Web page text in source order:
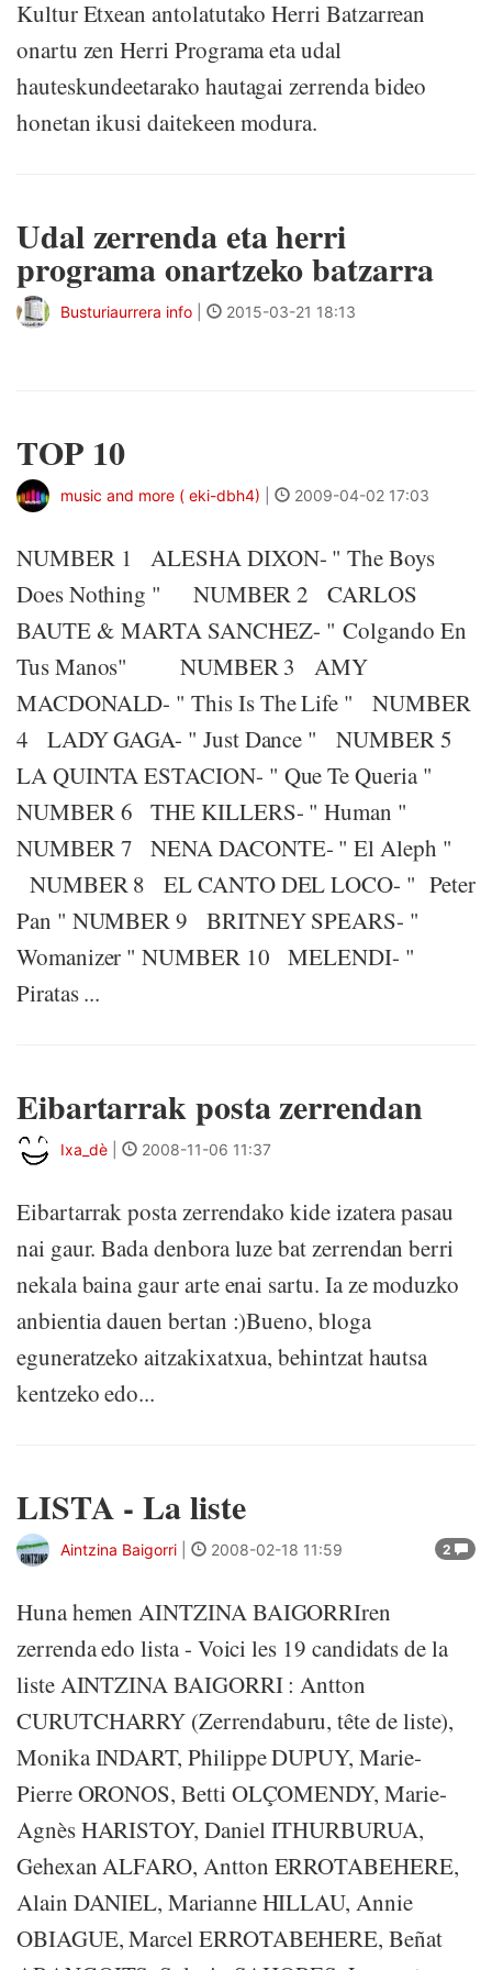
Kultur Etxean antolatutako Herri Batzarrean
onartu zen Herri Programa eta udal
hauteskundeetarako hautagai zerrenda bideo
honetan ikusi daitekeen modura.
Udal zerrenda eta herri
programa onartzeko batzarra
Busturiaurrera info 2015-03-21 18:13
TOP 10
music and more ( eki-dbh4) 2009-04-02 17:03
NUMBER 1 ALESHA DIXON- " The Boys
Does Nothing " NUMBER 2 CARLOS
BAUTE & MARTA SANCHEZ- " Colgando En
Tus Manos" NUMBER 3 AMY
MACDONALD- " This Is The Life " NUMBER
4 LADY GAGA- " Just Dance " NUMBER 5
LA QUINTA ESTACION- " Que Te Queria "
NUMBER 6 THE KILLERS- " Human "
NUMBER 7 NENA DACONTE- " El Aleph "
NUMBER 8 EL CANTO DEL LOCO- " Peter
Pan " NUMBER 9 BRITNEY SPEARS- "
Womanizer " NUMBER 10 MELENDI- "
Piratas ...
Eibartarrak posta zerrendan
Ixa_dè 2008-11-06 11:37
Eibartarrak posta zerrendako kide izatera pasau
nai gaur. Bada denbora luze bat zerrendan berri
nekala baina gaur arte enai sartu. Ia ze moduzko
anbientia dauen bertan :)Bueno, bloga
eguneratzeko aitzakixatxua, behintzat hautsa
kentzeko edo...
LISTA - La liste
2
Aintzina Baigorri 2008-02-18 11:59
Huna hemen AINTZINA BAIGORRIren
zerrenda edo lista - Voici les 19 candidats de la
liste AINTZINA BAIGORRI : Antton
CURUTCHARRY (Zerrendaburu, tête de liste),
Monika INDART, Philippe DUPUY, Marie-
Pierre ORONOS, Betti OLÇOMENDY, Marie-
Agnès HARISTOY, Daniel ITHURBURUA,
Gehexan ALFARO, Antton ERROTABEHERE,
Alain DANIEL, Marianne HILLAU, Annie
OBIAGUE, Marcel ERROTABEHERE, Beñat